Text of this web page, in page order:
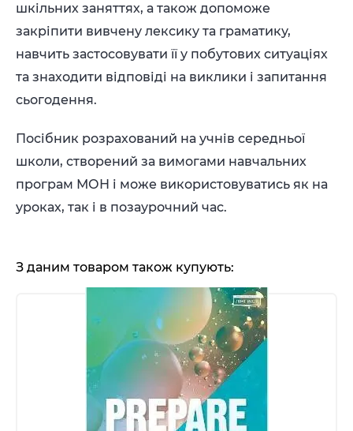
шкільних заняттях, а також допоможе
закріпити вивчену лексику та граматику,
навчить застосовувати її у побутових ситуаціях
та знаходити відповіді на виклики і запитання
сьогодення.
Посібник розрахований на учнів середньої
школи, створений за вимогами навчальних
програм МОН і може використовуватись як на
уроках, так і в позаурочний час.
З даним товаром також купують: